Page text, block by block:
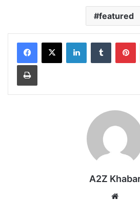
featured
LinkedInTumblr
Print
A2Z